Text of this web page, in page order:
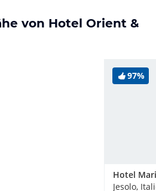
von Hotel Orient &
97%
Hotel
Jesolo,